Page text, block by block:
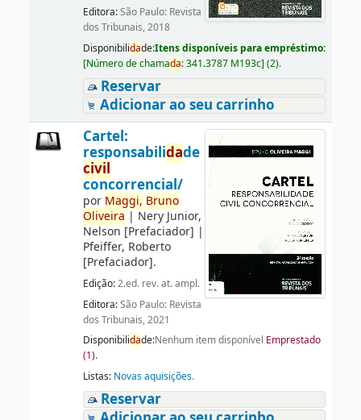
Editora:São Paulo: Revista
dos Tribunais, 2018
Disponibilidade:Itens disponíveis para empréstimo:
[Número de chamada:341.3787 M193c] (2).
Reservar
Adicionar ao seu carrinho
Cartel:
responsabilidade
civil
concorrencial/
por Maggi, Bruno
Oliveira | Nery Junior,
Nelson [Prefaciador] |
Pfeiffer, Roberto
[Prefaciador].
Edição:2.ed. rev. at. ampl.
Editora:São Paulo: Revista
dos Tribunais, 2021
Disponibilidade:Nenhum item disponível Emprestado
(1).
Listas: Novas aquisições.
Reservar